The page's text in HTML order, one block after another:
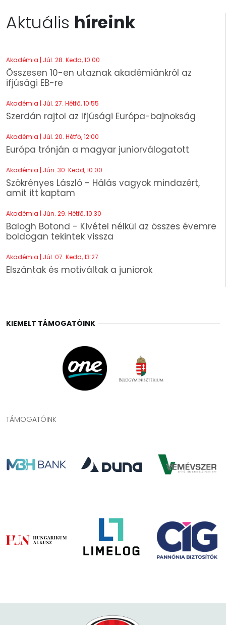
Aktuális híreink
Akadémia | Júl. 28. Kedd, 10:00
Összesen 10-en utaznak akadémiánkról az
ifjúsági EB-re
Akadémia | Júl. 27. Hétfő, 10:55
Szerdán rajtol az Ifjúsági Európa-bajnokság
Akadémia | Júl. 20. Hétfő, 12:00
Európa trónján a magyar juniorválogatott
Akadémia | Jún. 30. Kedd, 10:00
Szökrényes László - Hálás vagyok mindazért,
amit itt kaptam
Akadémia | Jún. 29. Hétfő, 10:30
Balogh Botond - Kivétel nélkül az összes évemre
boldogan tekintek vissza
Akadémia | Júl. 07. Kedd, 13:27
Elszántak és motiváltak a juniorok
KIEMELT TÁMOGATÓINK
TÁMOGATÓINK